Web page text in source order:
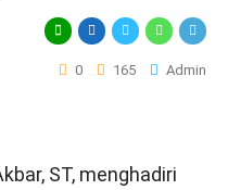
0 165 Admin
ST, menghadiri